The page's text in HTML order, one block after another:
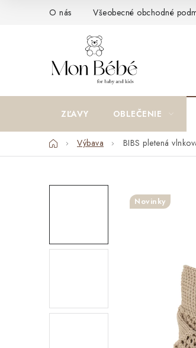
O nás Všeobecné obchodné
ZĽAVY OBLEČENIE
DomovVýbava BIBS pletená
Novinky